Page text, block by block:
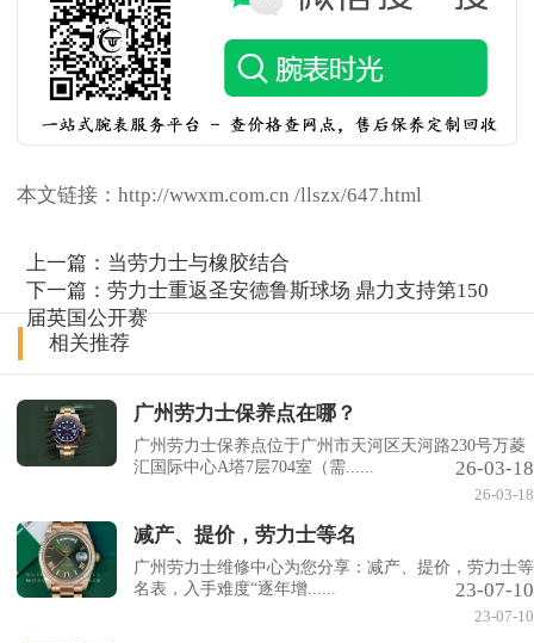
本文链接：http://wwxm.com.cn /llszx/647.html
上一篇： 当劳力士与橡胶结合
下一篇：劳力士重返圣安德鲁斯球场 鼎力支持第150
届英国公开赛
相关推荐
广州劳力士保养点在哪？
广州劳力士保养点位于广州市天河区天河路230号万菱
汇国际中心A塔7层704室（需......
26-03-18
26-03-18
减产、提价，劳力士等名
广州劳力士维修中心为您分享：减产、提价，劳力士等
名表，入手难度“逐年增......
23-07-10
23-07-10